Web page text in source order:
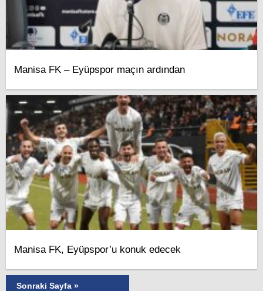
Manisa FK – Eyüpspor maçın ardından
Manisa FK, Eyüpspor’u konuk edecek
Sonraki Sayfa »